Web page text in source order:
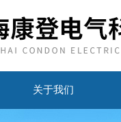
关于我们